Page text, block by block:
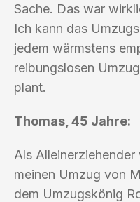
Sache. Das war
Ich kann das
jedem wärmstens
reibungslosen
plant.
Thomas, 45 Jahre:
Als
meinen Umzug von
dem Umzugskönig